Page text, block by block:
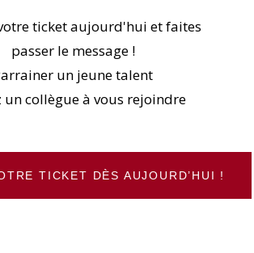
ticket aujourd'hui et faites
passer le message !
un jeune talent
un collègue à vous rejoindre
TICKET DÈS AUJOURD’HUI !